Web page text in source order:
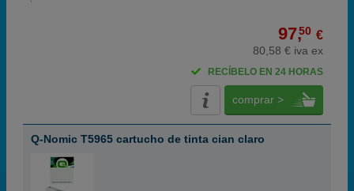
97,50 €
80,58 € iva ex
RECÍBELO EN 24 HORAS
comprar >
Q-Nomic T5965 cartucho de tinta cian claro